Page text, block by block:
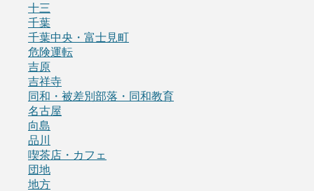
十三
千葉
千葉中央・富士見町
危険運転
吉原
吉祥寺
同和・被差別部落・同和教育
名古屋
向島
品川
喫茶店・カフェ
団地
地方